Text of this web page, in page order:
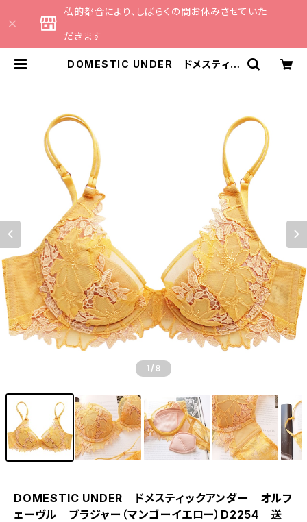
私的都合により、しばらくの間お休みさせていた
だきます
DOMESTIC UNDER ドメスティッ
1 /8
DOMESTIC UNDER ドメスティックアンダー オルフ
ェーヴル ブラジャー（マンゴーイエロー）D2254 送